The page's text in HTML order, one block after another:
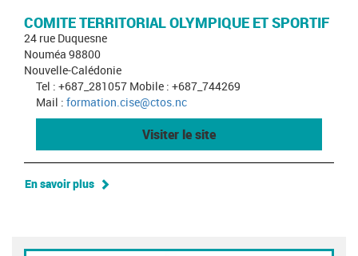
COMITE TERRITORIAL OLYMPIQUE ET SPORTIF
24 rue Duquesne
Nouméa 98800
Nouvelle-Calédonie
Tel : +687_281057 Mobile : +687_744269
Mail : formation.cise@ctos.nc
Visiter le site
En savoir plus